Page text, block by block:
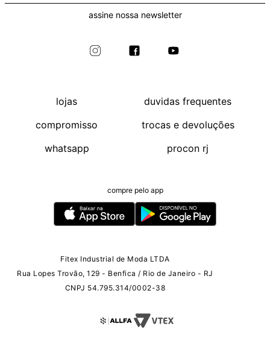
assine nossa newsletter
lojas
compromisso
whatsapp
duvidas frequentes
trocas e devoluções
procon rj
compre pelo app
Fitex Industrial de Moda LTDA
Rua Lopes Trovão, 129 - Benfica / Rio de Janeiro - RJ
CNPJ 54.795.314/0002-38